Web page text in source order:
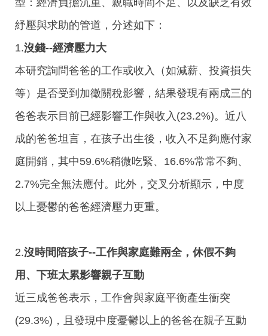
紓壓與求助的管道，分述如下：
1.沒錢--經濟壓力大
本研究詢問爸爸的工作或收入（如減薪、投資損失
等）是否受到加徵關稅影響，結果發現有兩成三的
爸爸表示目前已經影響工作與收入(23.2%)。近八
成的爸爸坦言，在孩子出生後，收入不足夠應付家
庭開銷，其中59.6%稍微吃緊、16.6%常常不夠、
2.7%完全無法應付。此外，交叉分析顯示，中度
以上憂鬱的爸爸經濟壓力更重。
2.沒時間陪孩子--工作與家庭難兩全，休假不夠
用、下班太累影響親子互動
近三成爸爸表示，工作會與家庭平衡產生衝突
(29.3%)，且發現中度憂鬱以上的爸爸在親子互動